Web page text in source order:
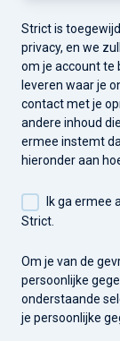
Strict is
privacy, en we
om je account te
leveren waar je
contact met je
andere inhoud
ermee instemt
hieronder aan
Ik ga ermee
Strict.
Om je van de
persoonlijke
onderstaande
je persoonlijke